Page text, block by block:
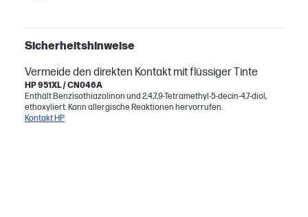
Sicherheitshinweise
Vermeide den direkten Kontakt mit flüssiger Tinte
HP 951XL / CN046A
Enthält Benzisothiazolinon und 2,4,7,9-Tetramethyl-5-decin-4,7-diol,
ethoxyliert. Kann allergische Reaktionen hervorrufen.
Kontakt HP